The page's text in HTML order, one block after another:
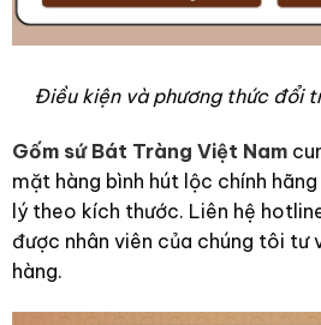
Điều kiện và phương thức đổi
Gốm sứ Bát Tràng Việt Nam
mặt hàng bình hút lộc chính
lý theo kích thước. Liên hệ
được nhân viên của chúng tôi tư
hàng.